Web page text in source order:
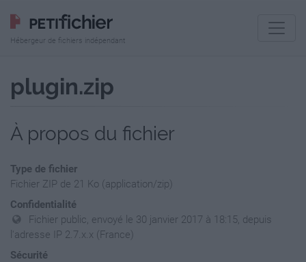
Hébergeur de fichiers indépendant
plugin.zip
À propos du fichier
Type de fichier
Fichier ZIP de 21 Ko (application/zip)
Confidentialité
Fichier public, envoyé le 30 janvier 2017 à 18:15, depuis
l'adresse IP 2.7.x.x (France)
Sécurité